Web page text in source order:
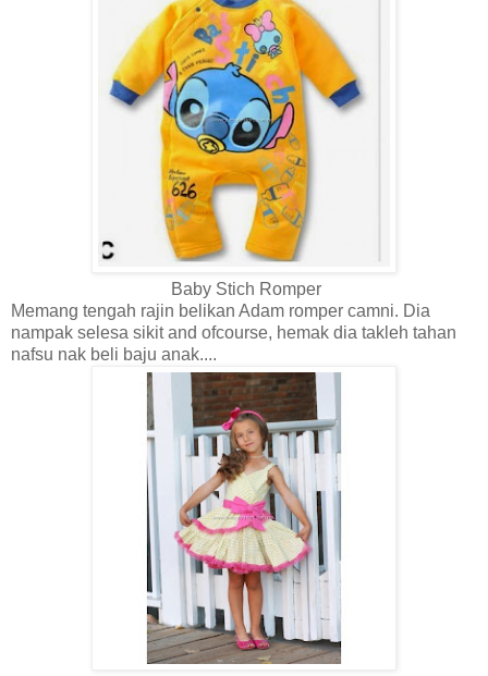
Baby Stich Romper
Memang tengah rajin belikan Adam romper camni. Dia
nampak selesa sikit and ofcourse, hemak dia takleh tahan
nafsu nak beli baju anak....